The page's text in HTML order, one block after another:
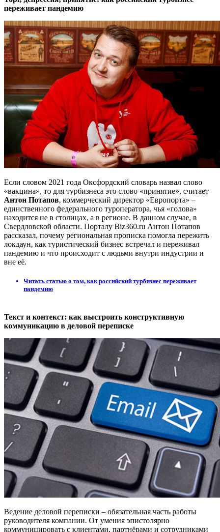
переживает пандемию
Если словом 2021 года Оксфордский словарь назвал слово
«вакцина», то для турбизнеса это слово «принятие», считает
Антон Потапов, коммерческий директор «Европорта» –
единственного федерального туроператора, чья «голова»
находится не в столицах, а в регионе. В данном случае, в
Свердловской области. Порталу Biz360.ru Антон Потапов
рассказал, почему региональная прописка помогла пережить
локдаун, как туристический бизнес встречал и переживал
пандемию и что происходит с людьми внутри индустрии и
вне её.
Читать статью о том, как российский турбизнес переживает
пандемию
Текст и контекст: как выстроить конструктивную
коммуникацию в деловой переписке
Ведение деловой переписки – обязательная часть работы
руководителя компании. От умения эпистолярно
коммуницировать с клиентами, партнёрами и сотрудниками